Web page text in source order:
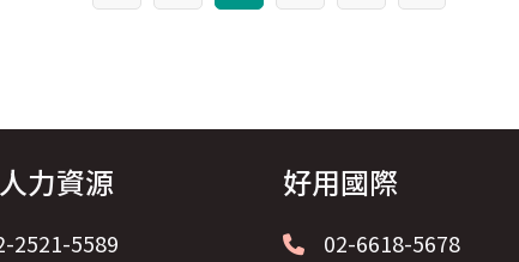
力資源
2521-5589
好用國際
02-6618-5678